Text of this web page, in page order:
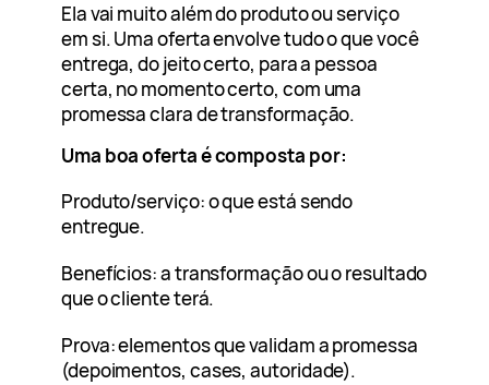
Ela vai muito além do produto ou serviço
em si. Uma oferta envolve tudo o que você
entrega, do jeito certo, para a pessoa
certa, no momento certo, com uma
promessa clara de transformação.
Uma boa oferta é composta por:
Produto/serviço: o que está sendo
entregue.
Benefícios: a transformação ou o resultado
que o cliente terá.
Prova: elementos que validam a promessa
(depoimentos, cases, autoridade).